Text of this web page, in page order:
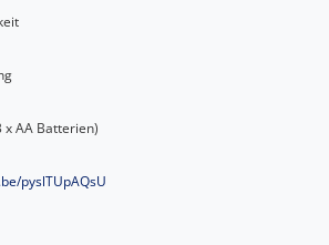
AA Batterien)
pyslTUpAQsU